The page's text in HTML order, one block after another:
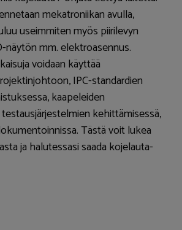
mekatroniikan avulla,
useimmiten myös piirilevyn
näytön mm. elektroasennus.
voidaan käyttää
IPC-standardien
kaapeleiden
kehittämisessä,
Tästä voit lukea
ja halutessasi saada kojelauta-